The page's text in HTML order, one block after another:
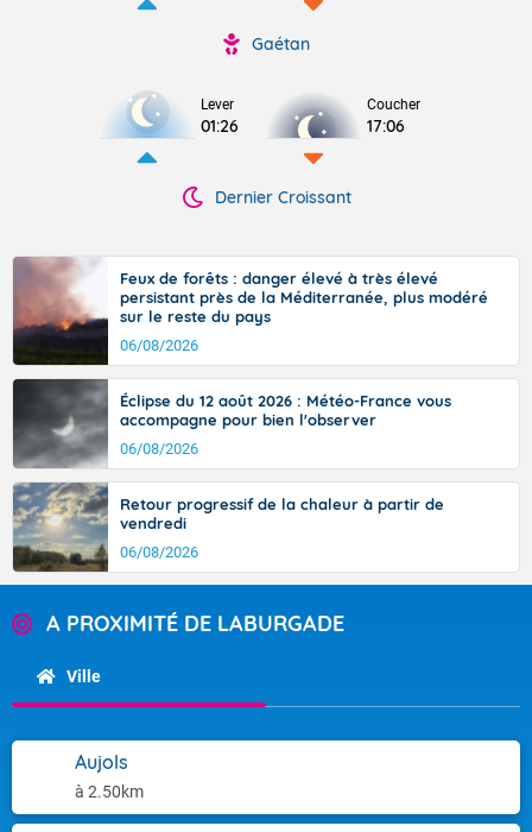
Gaétan
Lever
01:26
Coucher
17:06
Dernier Croissant
Feux de forêts : danger élevé à très élevé
persistant près de la Méditerranée, plus modéré
sur le reste du pays
06/08/2026
Éclipse du 12 août 2026 : Météo-France vous
accompagne pour bien l'observer
06/08/2026
Retour progressif de la chaleur à partir de
vendredi
06/08/2026
A PROXIMITÉ DE LABURGADE
Ville
Aujols
à 2.50km